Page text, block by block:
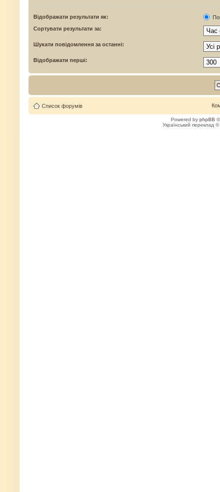
Відображати результати як:
Сортувати результати за:
Шукати повідомлення за останні:
Відображати перші:
Список форумів
Powered by phpBB
Український переклад